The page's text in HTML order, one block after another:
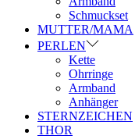
Schmuckset
MUTTER/MAMA
PERLEN
Kette
Ohrringe
Armband
Anhänger
STERNZEICHEN
THOR